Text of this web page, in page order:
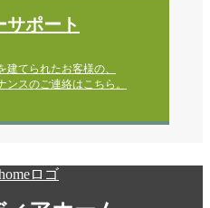
サポート
てられたお客様の、
ンスのご連絡はこちら。